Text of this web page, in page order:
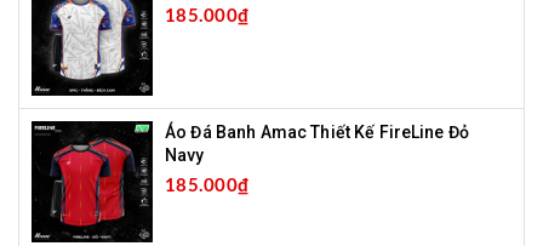
185.000₫
Áo Đá Banh Amac Thiết Kế FireLine Đỏ
Navy
185.000₫